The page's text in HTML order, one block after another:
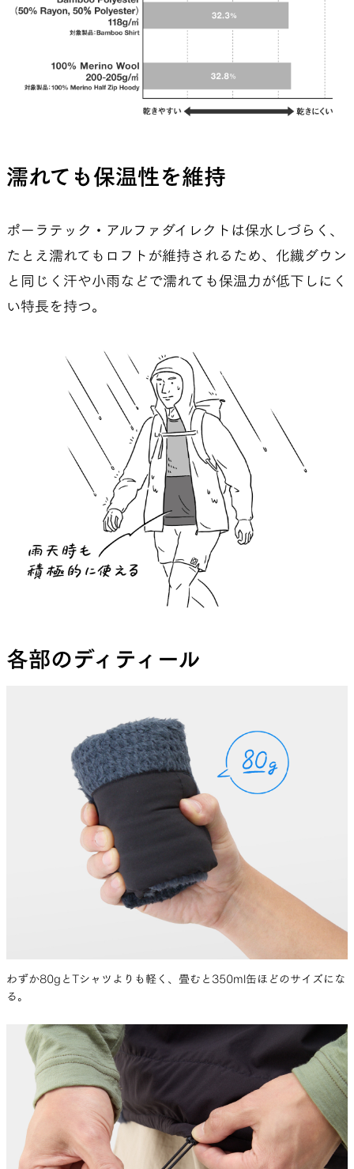
濡れても保温性を維持
ポーラテック・アルファダイレクトは保水しづらく、
たとえ濡れてもロフトが維持されるため、化繊ダウン
と同じく汗や小雨などで濡れても保温力が低下しにく
い特長を持つ。
各部のディティール
わずか80gとTシャツよりも軽く、畳むと350ml缶ほどのサイズにな
る。